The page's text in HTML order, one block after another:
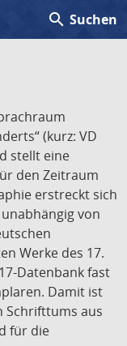
search Suchen
(kurz: VD
stellt eine
den Zeitraum
erstreckt sich
von
Werke des 17.
Datenbank fast
Damit ist
Schrifttums aus
für die